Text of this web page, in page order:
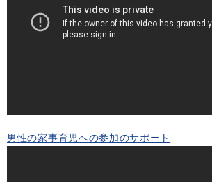
男性の家事育児への参加のサポート